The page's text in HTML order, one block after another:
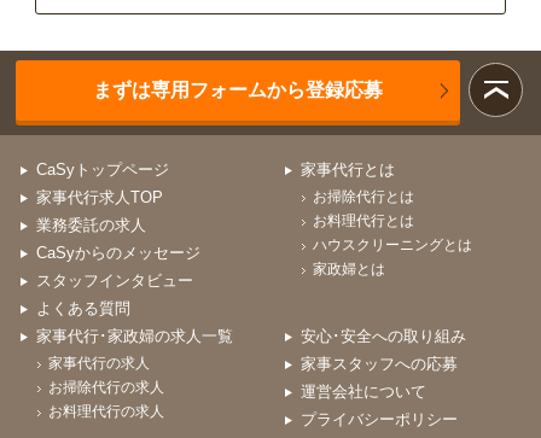
まずは専用フォームから登録応募
CaSyトップページ
家事代行求人TOP
業務委託の求人
CaSyからのメッセージ
スタッフインタビュー
よくある質問
家事代行とは
お掃除代行とは
お料理代行とは
ハウスクリーニングとは
家政婦とは
家事代行･家政婦の求人一覧
家事代行の求人
お掃除代行の求人
お料理代行の求人
安心･安全への取り組み
家事スタッフへの応募
運営会社について
プライバシーポリシー